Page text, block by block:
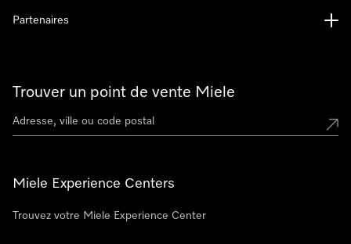
Trouver un point de vente Miele
Miele Experience Centers
Trouvez votre Miele Experience Center
Partenaires